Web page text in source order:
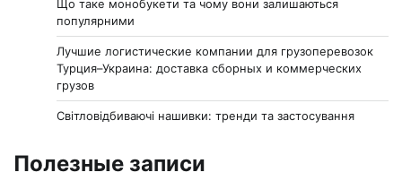
Що таке монобукети та чому вони залишаються
популярними
Лучшие логистические компании для грузоперевозок
Турция–Украина: доставка сборных и коммерческих
грузов
Світловідбиваючі нашивки: тренди та застосування
Полезные записи